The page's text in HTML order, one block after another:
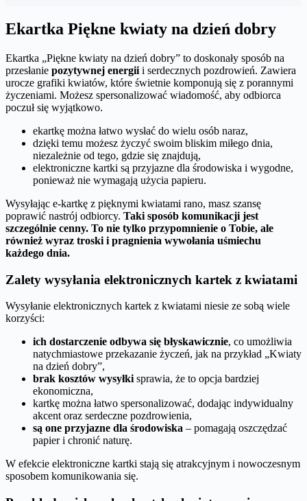
Ekartka Piękne kwiaty na dzień dobry
Ekartka „Piękne kwiaty na dzień dobry” to doskonały sposób na
przesłanie pozytywnej energii i serdecznych pozdrowień. Zawiera
urocze grafiki kwiatów, które świetnie komponują się z porannymi
życzeniami. Możesz spersonalizować wiadomość, aby odbiorca
poczuł się wyjątkowo.
ekartkę można łatwo wysłać do wielu osób naraz,
dzięki temu możesz życzyć swoim bliskim miłego dnia,
niezależnie od tego, gdzie się znajdują,
elektroniczne kartki są przyjazne dla środowiska i wygodne,
ponieważ nie wymagają użycia papieru.
Wysyłając e-kartkę z pięknymi kwiatami rano, masz szansę
poprawić nastrój odbiorcy. Taki sposób komunikacji jest
szczególnie cenny. To nie tylko przypomnienie o Tobie, ale
również wyraz troski i pragnienia wywołania uśmiechu
każdego dnia.
Zalety wysyłania elektronicznych kartek z kwiatami
Wysyłanie elektronicznych kartek z kwiatami niesie ze sobą wiele
korzyści:
ich dostarczenie odbywa się błyskawicznie, co umożliwia
natychmiastowe przekazanie życzeń, jak na przykład „Kwiaty
na dzień dobry”,
brak kosztów wysyłki sprawia, że to opcja bardziej
ekonomiczna,
kartkę można łatwo spersonalizować, dodając indywidualny
akcent oraz serdeczne pozdrowienia,
są one przyjazne dla środowiska – pomagają oszczędzać
papier i chronić naturę.
W efekcie elektroniczne kartki stają się atrakcyjnym i nowoczesnym
sposobem komunikowania się.